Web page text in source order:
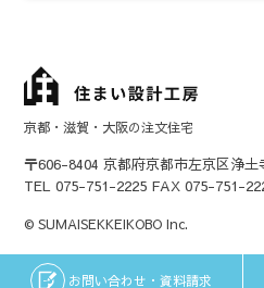
お問い合わせ・資料請求
京都・滋賀・大阪の注文住宅
〒606-8404 京都府京都市左京区浄
TEL 075-751-2225 FAX 075-751-
© SUMAISEKKEIKOBO Inc.